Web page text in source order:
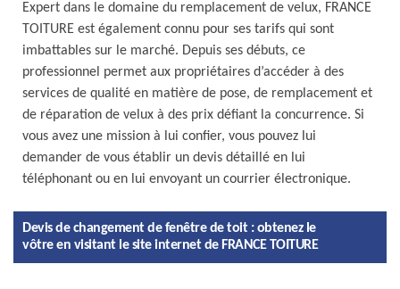
Expert dans le domaine du remplacement de velux, FRANCE
TOITURE est également connu pour ses tarifs qui sont
imbattables sur le marché. Depuis ses débuts, ce
professionnel permet aux propriétaires d’accéder à des
services de qualité en matière de pose, de remplacement et
de réparation de velux à des prix défiant la concurrence. Si
vous avez une mission à lui confier, vous pouvez lui
demander de vous établir un devis détaillé en lui
téléphonant ou en lui envoyant un courrier électronique.
Devis de changement de fenêtre de toit : obtenez le
vôtre en visitant le site internet de FRANCE TOITURE